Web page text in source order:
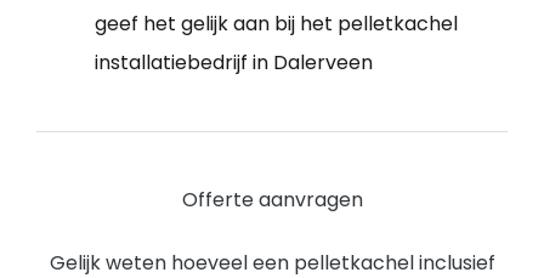
geef het gelijk aan bij het pelletkachel
installatiebedrijf in Dalerveen
Offerte aanvragen
Gelijk weten hoeveel een pelletkachel inclusief